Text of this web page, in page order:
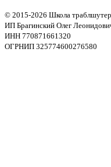
© 2015-2026 Школа
ИП Брагинский Олег
ИНН 770871661320
ОГРНИП 325774600276580